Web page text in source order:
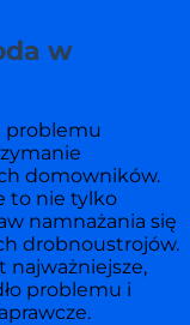
w
problemu
domowników.
to nie tylko
namnażania się
drobnoustrojów.
problemu i